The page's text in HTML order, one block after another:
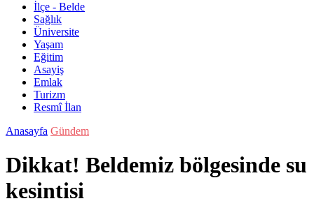
İlçe - Belde
Sağlık
Üniversite
Yaşam
Eğitim
Asayiş
Emlak
Turizm
Resmî İlan
Anasayfa Gündem
Dikkat! Beldemiz bölgesinde su
kesintisi